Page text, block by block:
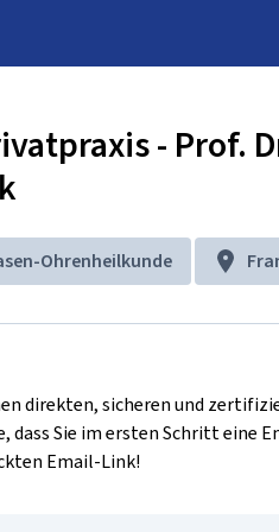
- Prof.
Ohrenheilkunde
direkten, sicheren und
dass Sie im ersten Schritt eine
Email-Link!